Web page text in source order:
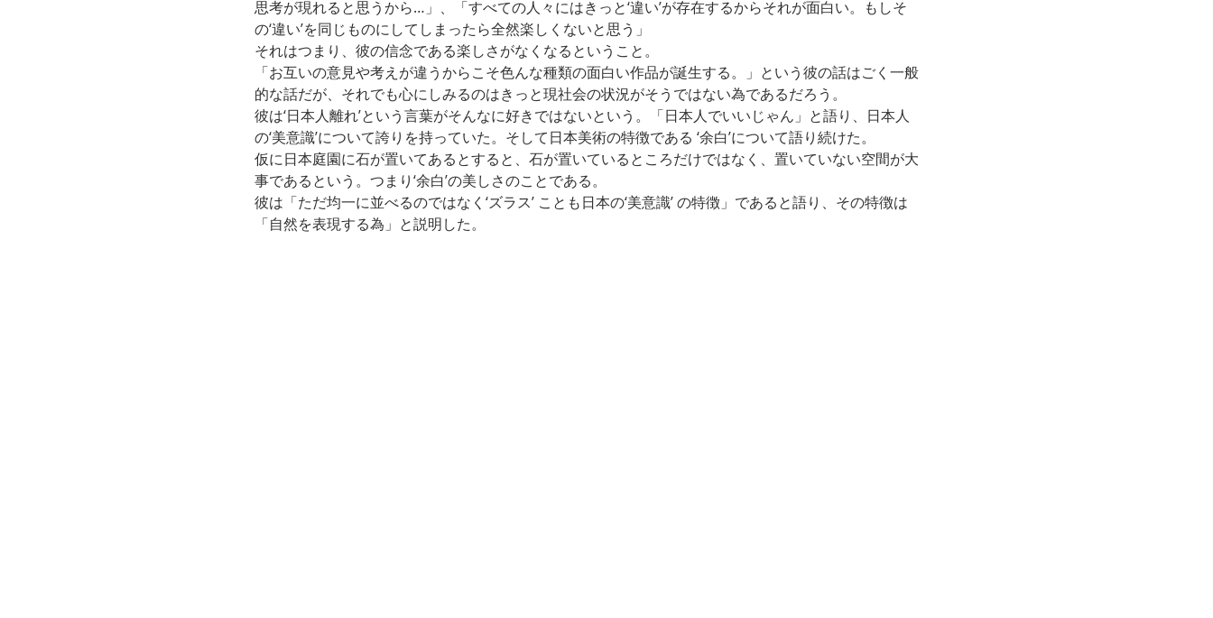
思考が現れると思うから…」、「すべての人々にはきっと‘違い’が存在するからそれが面白い。もしそ
の‘違い’を同じものにしてしまったら全然楽しくないと思う」
それはつまり、彼の信念である楽しさがなくなるということ。
「お互いの意見や考えが違うからこそ色んな種類の面白い作品が誕生する。」という彼の話はごく一般
的な話だが、それでも心にしみるのはきっと現社会の状況がそうではない為であるだろう。
彼は‘日本人離れ’という言葉がそんなに好きではないという。「日本人でいいじゃん」と語り、日本人
の‘美意識’について誇りを持っていた。そして日本美術の特徴である ‘余白’について語り続けた。
仮に日本庭園に石が置いてあるとすると、石が置いているところだけではなく、置いていない空間が大
事であるという。つまり‘余白’の美しさのことである。
彼は「ただ均一に並べるのではなく‘ズラス’ ことも日本の‘美意識’ の特徴」であると語り、その特徴は
「自然を表現する為」と説明した。